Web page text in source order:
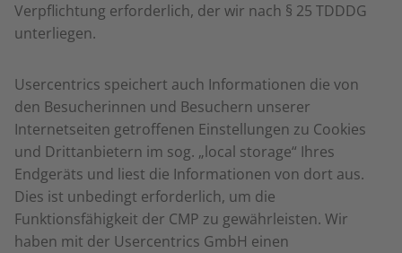
Verpflichtung erforderlich, der wir nach § 25 TDDDG
unterliegen.
Usercentrics speichert auch Informationen die von
den Besucherinnen und Besuchern unserer
Internetseiten getroffenen Einstellungen zu Cookies
und Drittanbietern im sog. „local storage“ Ihres
Endgeräts und liest die Informationen von dort aus.
Dies ist unbedingt erforderlich, um die
Funktionsfähigkeit der CMP zu gewährleisten. Wir
haben mit der Usercentrics GmbH einen